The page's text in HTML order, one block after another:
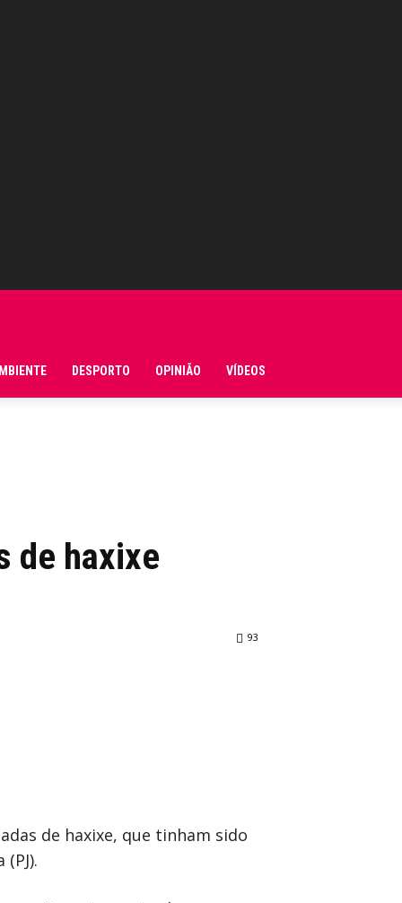
DESPORTO OPINIÃO VÍDEOS
de haxixe
93
de haxixe, que tinham sido